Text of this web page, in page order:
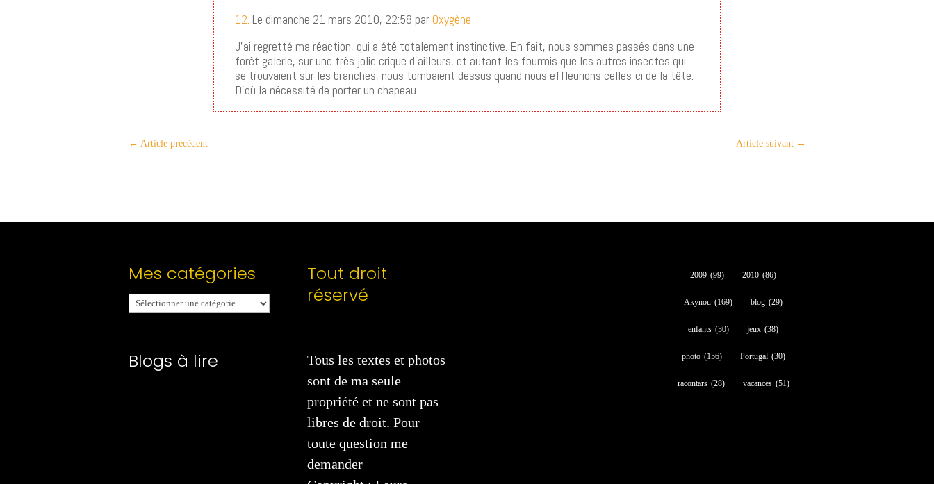
12. Le dimanche 21 mars 2010, 22:58 parOxygène
J’ai regretté ma réaction, qui a été totalement instinctive. En fait, nous sommes passés dans une
forêt galerie, sur une très jolie crique d’ailleurs, et autant les fourmis que les autres insectes qui
se trouvaient sur les branches, nous tombaient dessus quand nous effleurions celles-ci de la tête.
D’où la nécessité de porter un chapeau.
← Article précédent Article suivant→
Mes catégories
Mes
catégories
Blogs à lire
Tout droit
réservé
Tous les textes et photos
sont de ma seule
propriété et ne sont pas
libres de droit. Pour
toute question me
demander
2009 (99) 2010 (86)
Akynou (169) blog (29)
enfants (30) jeux (38)
photo (156) Portugal (30)
racontars (28) vacances (51)